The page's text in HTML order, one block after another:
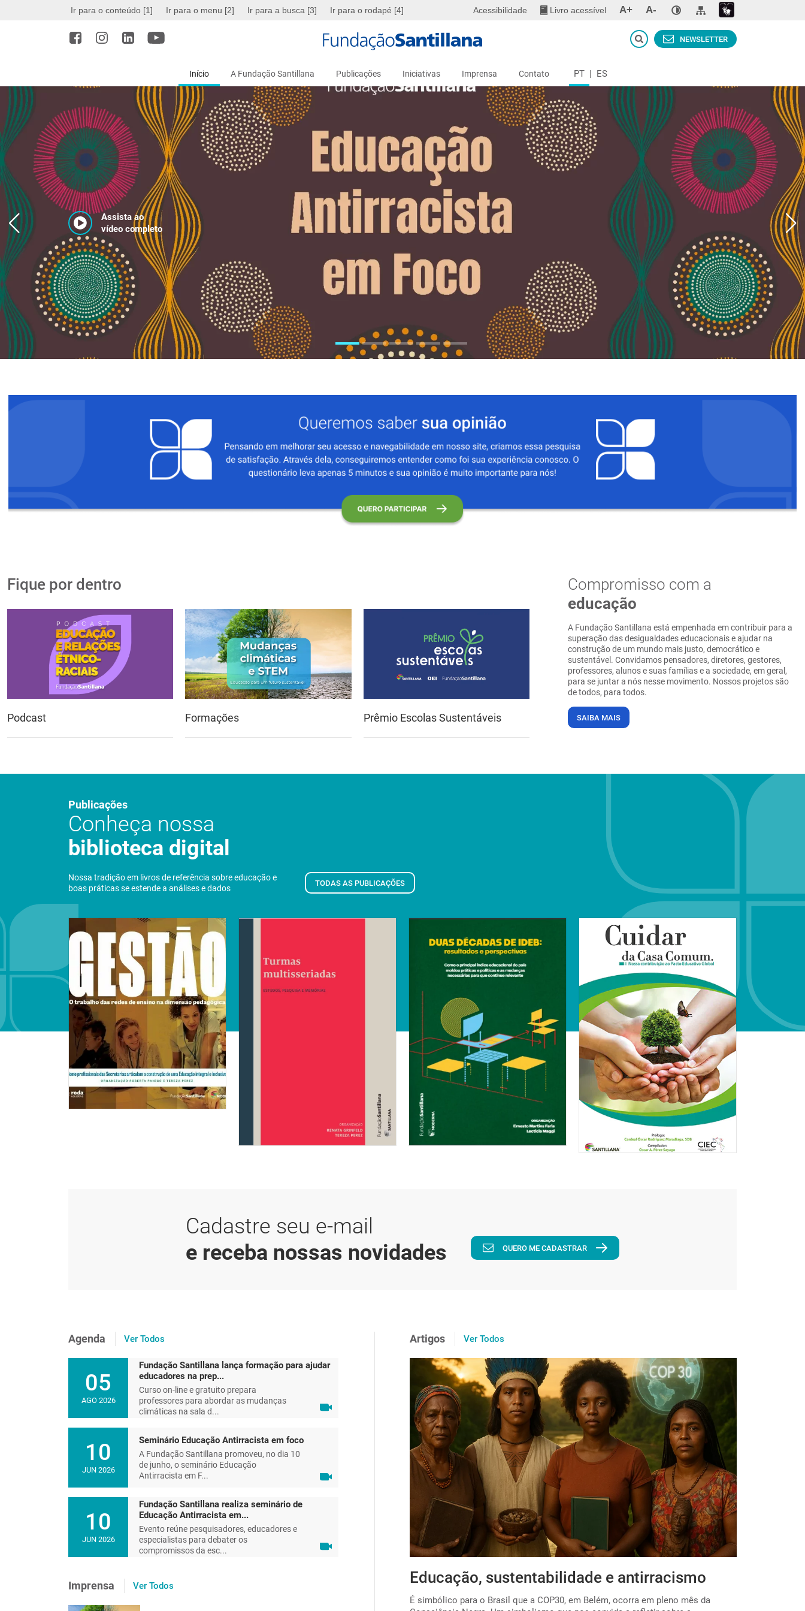
Ir para o conteúdo [1] Ir para o menu [2] Ir para a busca [3] Ir para o rodapé [4] Acessibilidade Livro acessível A+ A-
Início A Fundação Santillana Publicações Iniciativas Imprensa Contato PT | ES
NEWSLETTER
Assista ao
vídeo completo
Compromisso com a
educação
A Fundação Santillana está empenhada em contribuir para a
superação das desigualdades educacionais e ajudar na
construção de um mundo mais justo, democrático e
sustentável. Convidamos pensadores, diretores, gestores,
professores, alunos e suas famílias e a sociedade, em geral,
para se juntar a nós nesse movimento. Nossos projetos são
de todos, para todos.
SAIBA MAIS
Fique por dentro
Podcast Formações Prêmio Escolas Sustentáveis
Publicações
Conheça nossa
biblioteca digital
Nossa tradição em livros de referência sobre educação e
boas práticas se estende a análises e dados
TODAS AS PUBLICAÇÕES
Cadastre seu e-mail
e receba nossas novidades
QUERO ME CADASTRAR
Agenda Ver Todos
05
AGO 2026
Fundação Santillana lança formação para ajudar
educadores na prep...
Curso on-line e gratuito prepara
professores para abordar as mudanças
climáticas na sala d...
10
JUN 2026
Seminário Educação Antirracista em foco
A Fundação Santillana promoveu, no dia 10
de junho, o seminário Educação
Antirracista em F...
10
JUN 2026
Fundação Santillana realiza seminário de
Educação Antirracista em...
Evento reúne pesquisadores, educadores e
especialistas para debater os
compromissos da esc...
Imprensa Ver Todos
Artigos Ver Todos
Educar e reeducar um planeta para viabilizar o
futuro
Educação, sustentabilidade e antirracismo
É simbólico para o Brasil que a COP30, em Belém, ocorra em pleno mês da